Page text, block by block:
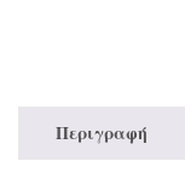
Περιγραφή